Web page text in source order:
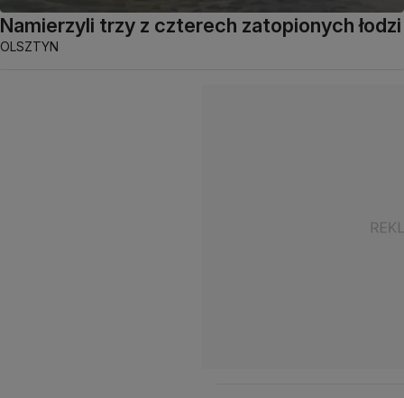
Namierzyli trzy z czterech zatopionych łodzi
OLSZTYN